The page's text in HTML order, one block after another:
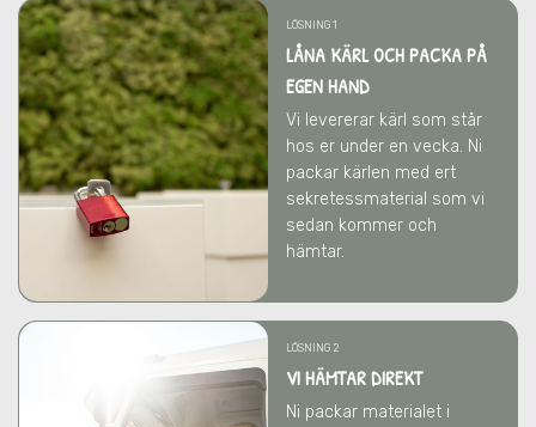
LÖSNING 1
LÅNA KÄRL OCH PACKA PÅ
EGEN HAND
Vi levererar kärl som står
hos er under en vecka. Ni
packar kärlen med ert
sekretessmaterial som vi
sedan kommer och
hämtar.
LÖSNING 2
VI HÄMTAR DIREKT
Ni packar materialet i